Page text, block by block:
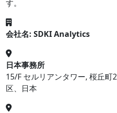
す。
会社名: SDKI Analytics
日本事務所
15/F セルリアンタワー, 桜丘町
区、日本